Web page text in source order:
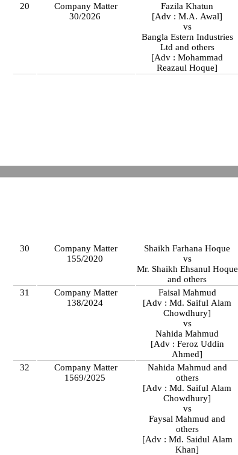
20
Company Matter
30/2026
Fazila Khatun
[Adv : M.A. Awal]
vs
Bangla Estern Industries
Ltd and others
[Adv : Mohammad
Reazaul Hoque]
30
Company Matter
155/2020
Shaikh Farhana Hoque
vs
Mr. Shaikh Ehsanul Hoque
and others
31
Company Matter
138/2024
Faisal Mahmud
[Adv : Md. Saiful Alam
Chowdhury]
vs
Nahida Mahmud
[Adv : Feroz Uddin
Ahmed]
32
Company Matter
1569/2025
Nahida Mahmud and
others
[Adv : Md. Saiful Alam
Chowdhury]
vs
Faysal Mahmud and
others
[Adv : Md. Saidul Alam
Khan]